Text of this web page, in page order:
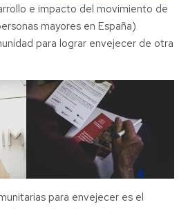
e impacto del movimiento de
mayores en España)
para lograr envejecer de otra
para envejecer es el